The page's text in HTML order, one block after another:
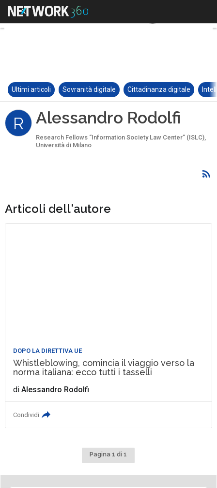
Ultimi articoli Sovranità digitale Cittadinanza digitale
R Alessandro Rodolfi
Research Fellows “Information Society Law Center” (ISLC),
Università di Milano
Articoli dell'autore
DOPO LA DIRETTIVA UE
Whistleblowing, comincia il viaggio verso la
norma italiana: ecco tutti i tasselli
diAlessandro Rodolfi
Condividi
Pagina 1 di 1